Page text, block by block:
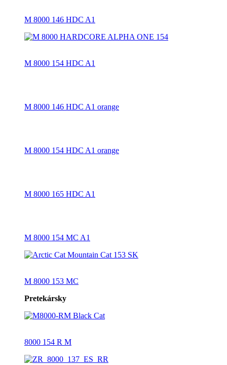
M 8000 146 HDC A1
M 8000 154 HDC A1
M 8000 146 HDC A1 orange
M 8000 154 HDC A1 orange
M 8000 165 HDC A1
M 8000 154 MC A1
M 8000 153 MC
Pretekársky
8000 154 R M